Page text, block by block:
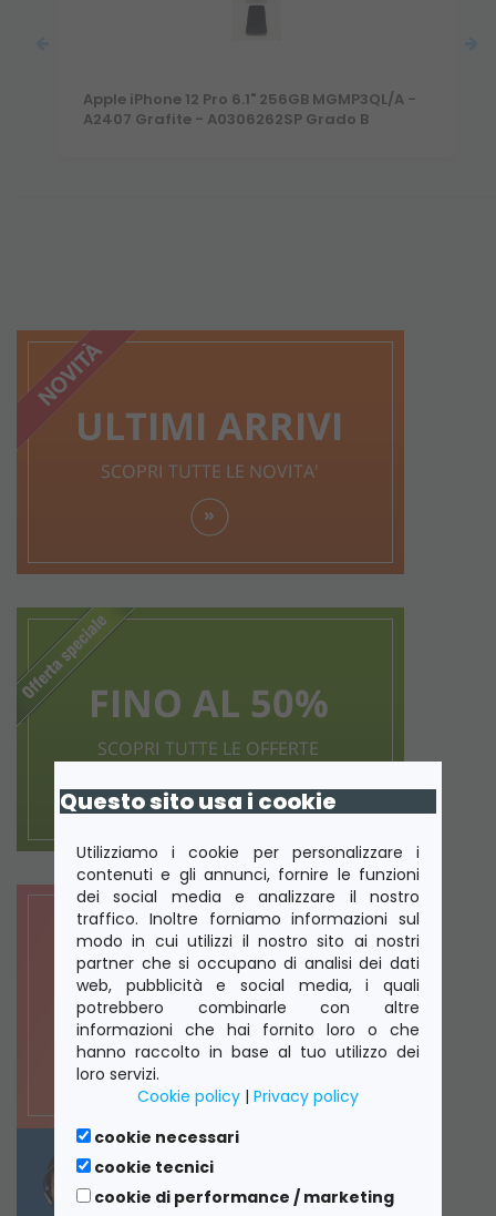
Apple iPhone 12 Pro 6.1" 256GB MGMP3QL/A -
A2407 Grafite - A0306262SP Grado B
Questo sito usa i cookie
Utilizziamo i cookie per personalizzare i
contenuti e gli annunci, fornire le funzioni
dei social media e analizzare il nostro
traffico. Inoltre forniamo informazioni sul
modo in cui utilizzi il nostro sito ai nostri
partner che si occupano di analisi dei dati
web, pubblicità e social media, i quali
potrebbero combinarle con altre
informazioni che hai fornito loro o che
hanno raccolto in base al tuo utilizzo dei
loro servizi.
Cookie policy | Privacy policy
cookie necessari
cookie tecnici
cookie di performance / marketing